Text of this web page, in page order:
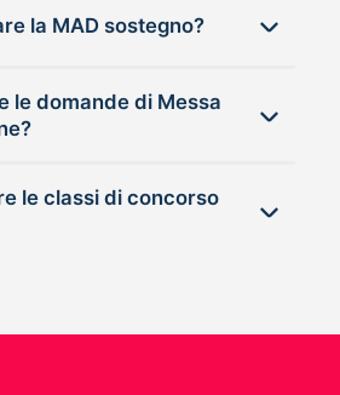
la MAD sostegno?
le domande di Messa
di concorso